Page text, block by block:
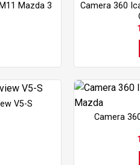
Mazda 3
Camera 360
V5-S
Camera